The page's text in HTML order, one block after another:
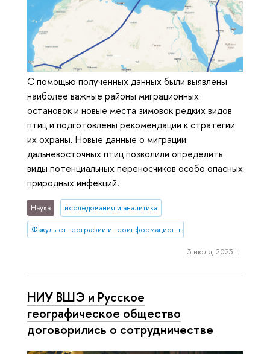
С помощью полученных данных были выявлены
наиболее важные районы миграционных
остановок и новые места зимовок редких видов
птиц и подготовлены рекомендации к стратегии
их охраны. Новые данные о миграции
дальневосточных птиц позволили определить
виды потенциальных переносчиков особо опасных
природных инфекций.
Наука исследования и аналитика
Факультет географии и геоинформационных технологий
3 июля, 2023 г.
НИУ ВШЭ и Русское
географическое общество
договорились о сотрудничестве